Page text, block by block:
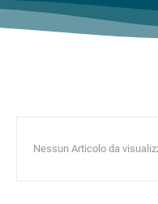
Nessun Articolo da